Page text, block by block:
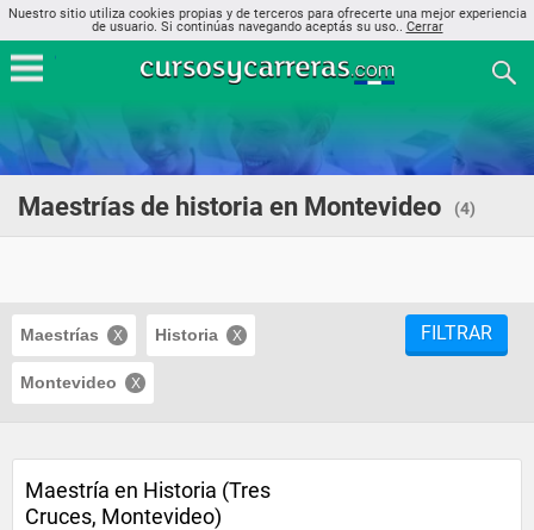
Nuestro sitio utiliza cookies propias y de terceros para ofrecerte una mejor experiencia
de usuario. Si continúas navegando aceptás su uso.. Cerrar
Maestrías de historia en Montevideo (4)
Maestrías Historia
Montevideo
FILTRAR
Maestría en Historia (Tres
Cruces, Montevideo)